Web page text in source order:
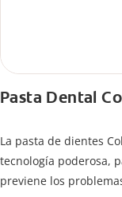
Pasta Dental
La pasta de dientes
tecnología poderosa,
previene los